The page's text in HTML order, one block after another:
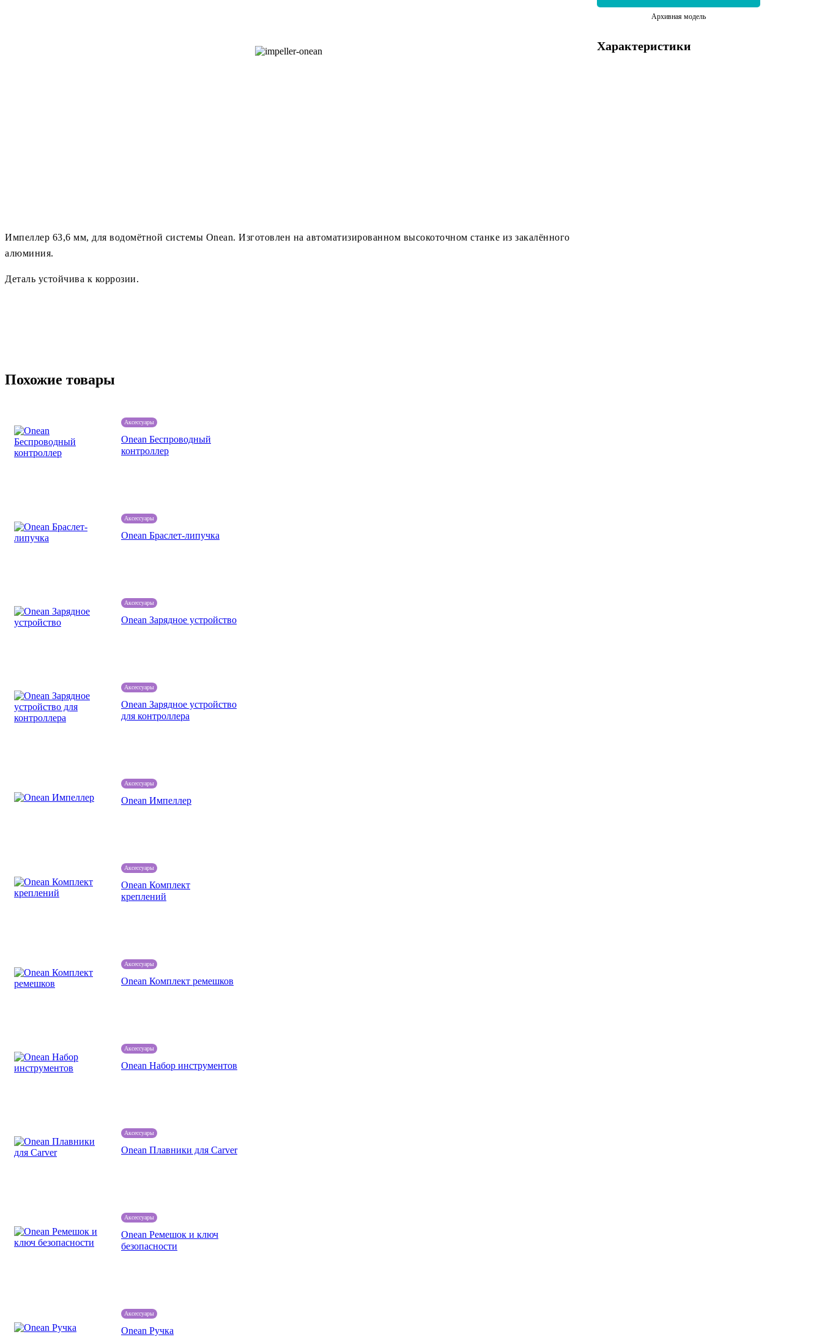
Импеллер 63,6 мм, для водомётной системы Onean. Изготовлен на автоматизированном высокоточном станке из закалённого
алюминия.
Деталь устойчива к коррозии.
Архивная модель
Характеристики
Похожие товары
Аксессуары
Onean Беспроводный
контроллер
Аксессуары
Onean Браслет-липучка
Аксессуары
Onean Зарядное устройство
Аксессуары
Onean Зарядное устройство
для контроллера
Аксессуары
Onean Импеллер
Аксессуары
Onean Комплект
креплений
Аксессуары
Onean Комплект ремешков
Аксессуары
Onean Набор инструментов
Аксессуары
Onean Плавники для Carver
Аксессуары
Onean Ремешок и ключ
безопасности
Аксессуары
Onean Ручка